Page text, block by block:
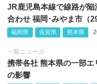
JR鹿児島本線で線路が
合わせ 福岡･みやま市（
福岡県 佐賀県 熊本県
一般ニュース
携帯各社 熊本県の一部
の影響